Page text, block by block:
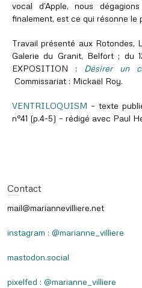
vocal d’Apple, nous
finalement, est ce qui résonne le
Travail présenté aux Rotondes,
Galerie du Granit, Belfort ; du
EXPOSITION : Désirer un
Commissariat : Mickaël Roy.
VENTRILOQUISM – texte
n°41 (p.4-5) – rédigé avec Paul
Contact
mail@mariannevilliere.net
instagram : @marianne_villiere
mastodon.social
pixelfed : @marianne_villiere